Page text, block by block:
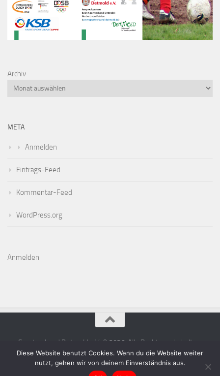
Archiv
META
Anmelden
Eintrags-Feed
Kommentar-Feed
WordPress.org
Anmelden
Sportverband Detmold e.V. © 2026. Alle Rechte vorbehalten.
Diese Website benutzt Cookies. Wenn du die Website weiter
nutzt, gehen wir von deinem Einverständnis aus.